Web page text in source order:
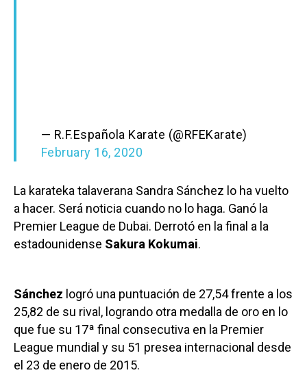
— R.F.Española Karate (@RFEKarate)
February 16, 2020
La karateka talaverana Sandra Sánchez lo ha vuelto
a hacer. Será noticia cuando no lo haga. Ganó la
Premier League de Dubai. Derrotó en la final a la
estadounidense Sakura Kokumai.
Sánchez logró una puntuación de 27,54 frente a los
25,82 de su rival, logrando otra medalla de oro en lo
que fue su 17ª final consecutiva en la Premier
League mundial y su 51 presea internacional desde
el 23 de enero de 2015.